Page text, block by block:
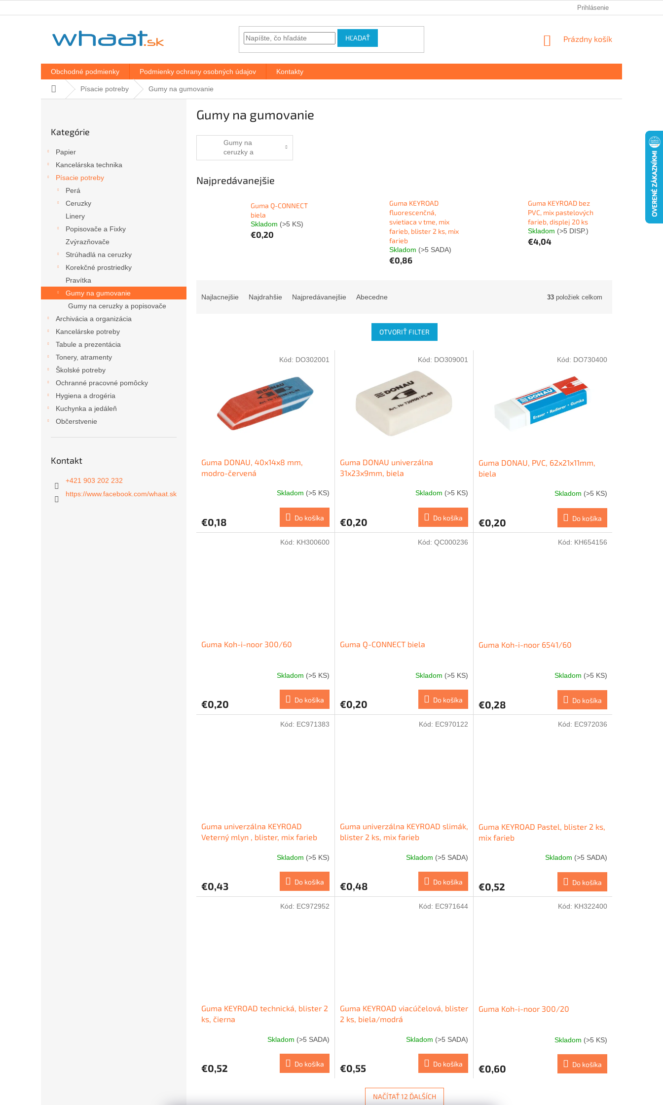
na
Prihlásenie
HĽADAŤ
NÁKUPNÝ
Prázdny košík
Obchodné podmienky Podmienky ochrany osobných údajov Kontakty
DomovPísacie potreby Gumy na gumovanie
kategórie
Kategórie
Papier
Kancelárska technika
Písacie potreby
Perá
Ceruzky
Linery
Popisovače a Fixky
Zvýrazňovače
Strúhadlá na ceruzky
Korekčné prostriedky
Pravítka
Gumy na gumovanie
Gumy na ceruzky a popisovače
Archivácia a organizácia
Kancelárske potreby
Tabule a prezentácia
Tonery, atramenty
Školské potreby
Ochranné pracovné pomôcky
Hygiena a drogéria
Kuchynka a jedáleň
Občerstvenie
Kontakt
+421 903 202 232
https://www.facebook.com/whaat.sk
Gumy na gumovanie
Gumy na
ceruzky a
popisovače
Najpredávanejšie
Guma Q-CONNECT
biela
Skladom (>5 KS)
€0,20
Guma KEYROAD
fluorescenčná,
svietiaca v tme, mix
farieb, blister 2 ks, mix
farieb
Skladom (>5 SADA)
€0,86
Guma KEYROAD bez
PVC, mix pastelových
farieb, displej 20 ks
Skladom (>5 DISP.)
€4,04
Najlacnejšie Najdrahšie Najpredávanejšie Abecedne 33 položiek celkom
OTVORIŤ FILTER
Guma DONAU, 40x14x8 mm,
modro-červená
Skladom (>5 KS)
€0,18 Do košíka
Kód: DO302001
Guma DONAU univerzálna
31x23x9mm, biela
Skladom (>5 KS)
€0,20 Do košíka
Kód: DO309001
Guma DONAU, PVC, 62x21x11mm,
biela
Skladom (>5 KS)
€0,20 Do košíka
Kód: DO730400
Guma Koh-i-noor 300/60
Skladom (>5 KS)
€0,20 Do košíka
Kód: KH300600
Guma Q-CONNECT biela
Skladom (>5 KS)
€0,20 Do košíka
Kód: QC000236
Guma Koh-i-noor 6541/60
Skladom (>5 KS)
€0,28 Do košíka
Kód: KH654156
Guma univerzálna KEYROAD
Veterný mlyn , blister, mix farieb
Skladom (>5 KS)
€0,43 Do košíka
Kód: EC971383
Guma univerzálna KEYROAD slimák,
blister 2 ks, mix farieb
Skladom (>5 SADA)
€0,48 Do košíka
Kód: EC970122
Guma KEYROAD Pastel, blister 2 ks,
mix farieb
Skladom (>5 SADA)
€0,52 Do košíka
Kód: EC972036
Guma KEYROAD technická, blister 2
ks, čierna
Skladom (>5 SADA)
€0,52 Do košíka
Kód: EC972952
Guma KEYROAD viacúčelová, blister
2 ks, biela/modrá
Skladom (>5 SADA)
€0,55 Do košíka
Kód: EC971644
Guma Koh-i-noor 300/20
Skladom (>5 KS)
€0,60 Do košíka
Kód: KH322400
NAČÍTAŤ 12 ĎALŠÍCH